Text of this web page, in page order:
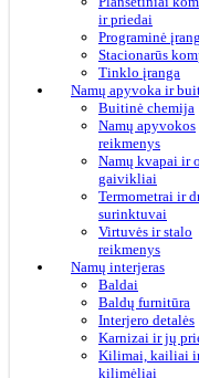
ir priedai
Programinė
Stacionarūs
Tinklo įranga
Namų apyvoka ir
Buitinė chemija
Namų apyvokos
reikmenys
Namų kvapai ir
gaivikliai
Termometrai ir
surinktuvai
Virtuvės ir stalo
reikmenys
Namų interjeras
Baldai
Baldų furnitūra
Interjero detalės
Karnizai ir jų
Kilimai, kailiai
kilimėliai